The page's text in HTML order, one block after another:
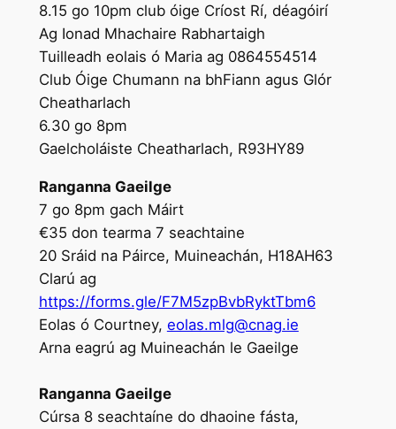
8.15 go 10pm club óige Críost Rí, déagóirí
Ag Ionad Mhachaire Rabhartaigh
Tuilleadh eolais ó Maria ag 0864554514
Club Óige Chumann na bhFiann agus Glór
Cheatharlach
6.30 go 8pm
Gaelcholáiste Cheatharlach, R93HY89
Ranganna Gaeilge
7 go 8pm gach Máirt
€35 don tearma 7 seachtaine
20 Sráid na Páirce, Muineachán, H18AH63
Clarú ag
https://forms.gle/F7M5zpBvbRyktTbm6
Eolas ó Courtney, eolas.mlg@cnag.ie
Arna eagrú ag Muineachán le Gaeilge
Ranganna Gaeilge
Cúrsa 8 seachtaíne do dhaoine fásta,